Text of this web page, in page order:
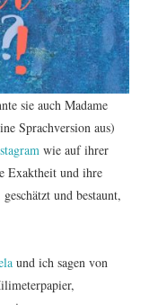
sie auch Madame
Sprachversion aus)
wie auf ihrer
Exaktheit und ihre
und bestaunt,
und ich sagen von